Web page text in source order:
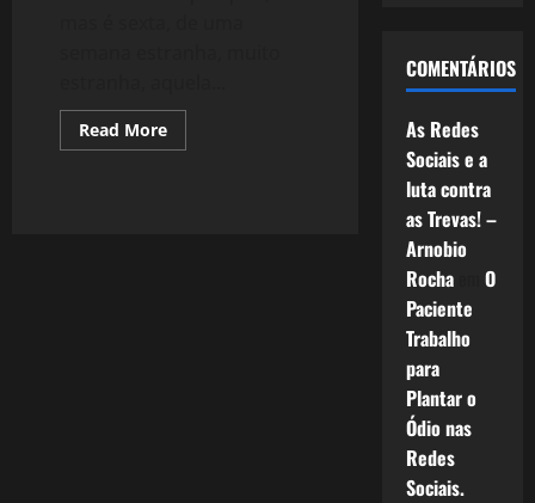
Read MoreRead
more
COMENTÁRIOS
As Redes
Sociais e a
luta contra
as Trevas! –
Arnobio
Rochaem O
Paciente
Trabalho
para
Plantar o
Ódio nas
Redes
Sociais.